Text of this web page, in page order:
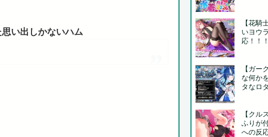
い出しかないハム
【花騎
いヨウ
応！！！
【ガー
な何か
タなロ
【クル
ふりが
への反